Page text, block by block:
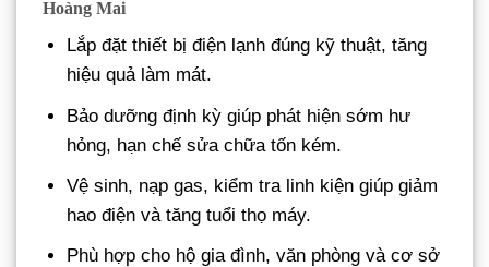
Hoàng Mai
Lắp đặt thiết bị điện lạnh đúng kỹ thuật, tăng
hiệu quả làm mát.
Bảo dưỡng định kỳ giúp phát hiện sớm hư
hỏng, hạn chế sửa chữa tốn kém.
Vệ sinh, nạp gas, kiểm tra linh kiện giúp giảm
hao điện và tăng tuổi thọ máy.
Phù hợp cho hộ gia đình, văn phòng và cơ sở